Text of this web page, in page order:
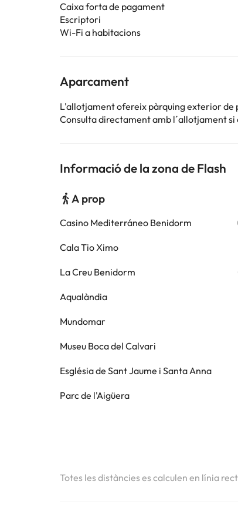
Caixa forta de pagament
Escriptori
Wi-Fi a habitacions
Aparcament
L'allotjament ofereix pàrquing exterior de
Consulta directament amb l´allotjament
Informació de la zona de Flash
A prop
Casino Mediterráneo Benidorm
Cala Tio Ximo
La Creu Benidorm
Aqualàndia
Mundomar
Museu Boca del Calvari
Església de Sant Jaume i Santa Anna
Parc de l'Aigüera
Totes les distàncies es calculen en línia